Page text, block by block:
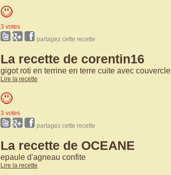
3 votes
partagez cette recette
La recette de corentin16
gigot roti en terrine en terre cuite avec couvercle
Lire la recette
3 votes
partagez cette recette
La recette de OCEANE
epaule d'agneau confite
Lire la recette